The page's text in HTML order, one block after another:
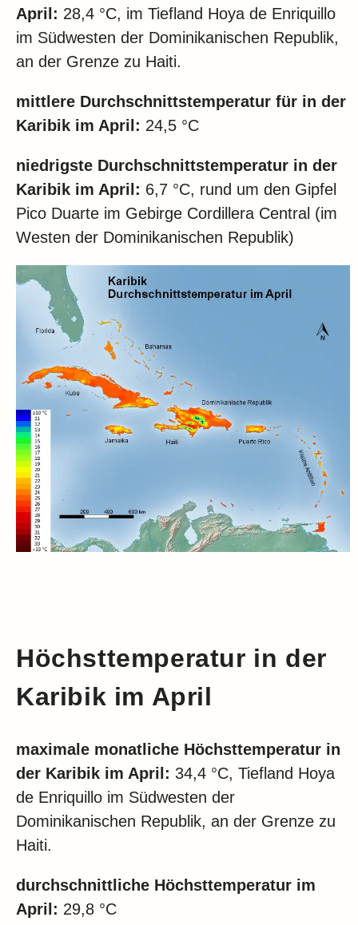
April: 28,4 °C, im Tiefland Hoya de Enriquillo
im Südwesten der Dominikanischen Republik,
an der Grenze zu Haiti.
mittlere Durchschnittstemperatur für in der
Karibik im April: 24,5 °C
niedrigste Durchschnittstemperatur in der
Karibik im April: 6,7 °C, rund um den Gipfel
Pico Duarte im Gebirge Cordillera Central (im
Westen der Dominikanischen Republik)
Höchsttemperatur in der
Karibik im April
maximale monatliche Höchsttemperatur in
der Karibik im April: 34,4 °C, Tiefland Hoya
de Enriquillo im Südwesten der
Dominikanischen Republik, an der Grenze zu
Haiti.
durchschnittliche Höchsttemperatur im
April: 29,8 °C